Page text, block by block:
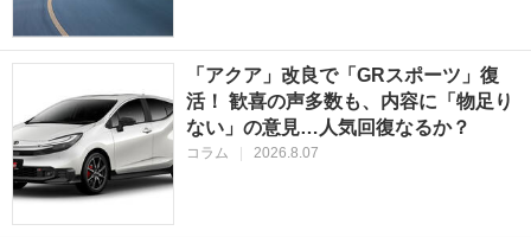
「アクア」改良で「GRスポーツ」復
活！ 歓喜の声多数も、内容に「物足り
ない」の意見…人気回復なるか？
コラム | 2026.8.07